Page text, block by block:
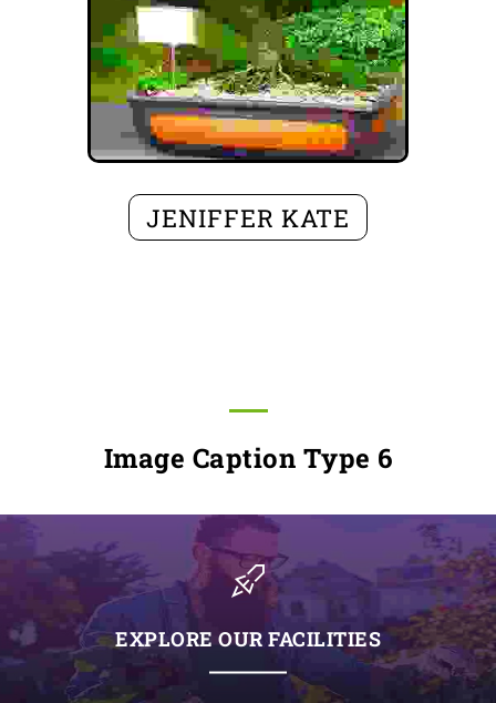
JENIFFER KATE
Image Caption Type 6
EXPLORE OUR FACILITIES